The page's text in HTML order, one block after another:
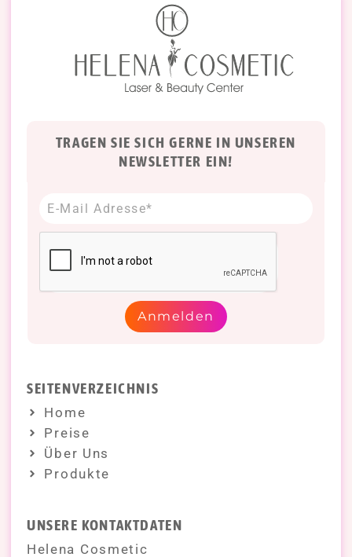
TRAGEN SIE SICH GERNE IN UNSEREN
NEWSLETTER EIN!
Anmelden
SEITENVERZEICHNIS
Home
Preise
Über Uns
Produkte
UNSERE KONTAKTDATEN
Helena Cosmetic